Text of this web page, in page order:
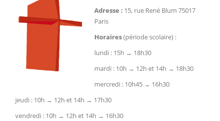
Adresse : 15, rue René Blum 75017
Paris
Horaires(période scolaire) :
lundi : 15h → 18h30
mardi : 10h → 12h et 14h → 18h30
mercredi : 10h45 → 16h30
jeudi : 10h → 12h et 14h → 17h30
vendredi : 10h → 12h et 14h → 16h30